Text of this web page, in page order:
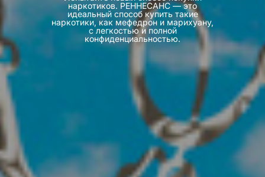
наркотиков. РЕННЕСАНС — это
идеальный способ купить такие
наркотики, как мефедрон и марихуану,
с легкостью и полной
конфиденциальностью.